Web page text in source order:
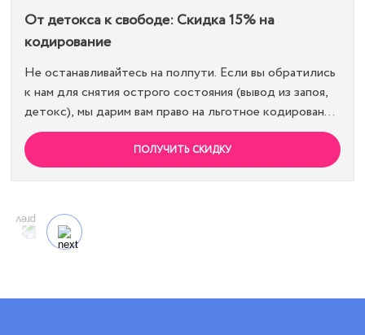
От детокса к свободе: Скидка 15% на
кодирование
Не останавливайтесь на полпути. Если вы обратились
к нам для снятия острого состояния (вывод из запоя,
детокс), мы дарим вам право на льготное кодирование.
Просто предъявите документ об оплате первичной
процедуры, и получите скидку 15% на любой метод
кодирования в нашей клинике. Ваш путь к трезвости
ПОЛУЧИТЬ СКИДКУ